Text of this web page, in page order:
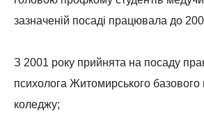
зазначеній посаді працювала до
З 2001 року прийнята на посаду
психолога Житомирського базового
коледжу;